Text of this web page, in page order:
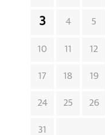
3 4 5
10 11 12
17 18 19
24 25 26
31